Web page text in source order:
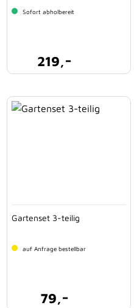
Sofort abholbereit
219,-
Gartenset 3-teilig
auf Anfrage bestellbar
79,-